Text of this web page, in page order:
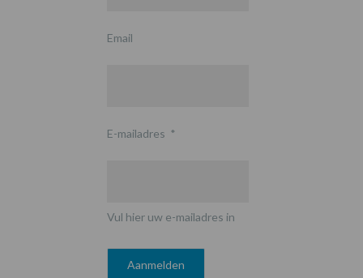
Email
E-mailadres *
Vul hier uw e-mailadres in